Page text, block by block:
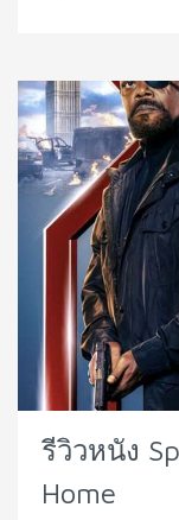
รีวิวหนัง
Home